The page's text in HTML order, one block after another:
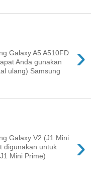
›
Galaxy A5 A510FD
Anda gunakan
ulang) Samsung
›
Galaxy V2 (J1 Mini
digunakan untuk
Mini Prime)